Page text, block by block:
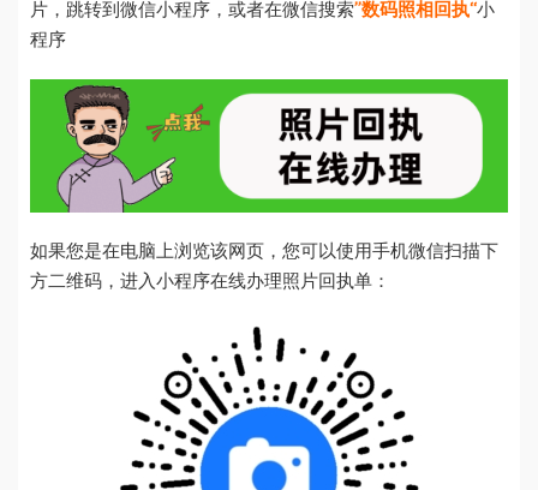
片，跳转到微信小程序，或者在微信搜索”数码照相回执“小
程序
如果您是在电脑上浏览该网页，您可以使用手机微信扫描下
方二维码，进入小程序在线办理照片回执单：